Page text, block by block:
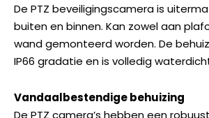
De PTZ beveiligingscamera is
buiten en binnen. Kan zowel aan
wand gemonteerd worden. De
IP66 gradatie en is volledig
Vandaalbestendige behuizing
De PTZ camera’s hebben een